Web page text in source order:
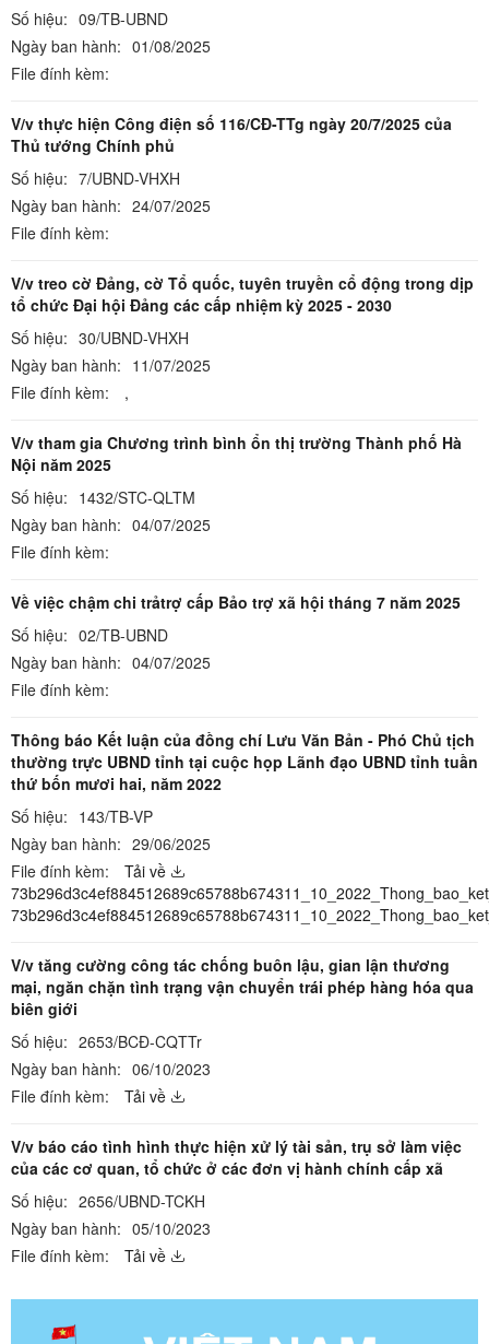
Số hiệu: 09/TB-UBND
Ngày ban hành: 01/08/2025
File đính kèm:
V/v thực hiện Công điện số 116/CĐ-TTg ngày 20/7/2025 của
Thủ tướng Chính phủ
Số hiệu: 7/UBND-VHXH
Ngày ban hành: 24/07/2025
File đính kèm:
V/v treo cờ Đảng, cờ Tổ quốc, tuyên truyền cổ động trong dịp
tổ chức Đại hội Đảng các cấp nhiệm kỳ 2025 - 2030
Số hiệu: 30/UBND-VHXH
Ngày ban hành: 11/07/2025
File đính kèm:
,
V/v tham gia Chương trình bình ổn thị trường Thành phố Hà
Nội năm 2025
Số hiệu: 1432/STC-QLTM
Ngày ban hành: 04/07/2025
File đính kèm:
Về việc chậm chi trảtrợ cấp Bảo trợ xã hội tháng 7 năm 2025
Số hiệu: 02/TB-UBND
Ngày ban hành: 04/07/2025
File đính kèm:
Thông báo Kết luận của đồng chí Lưu Văn Bản - Phó Chủ tịch
thường trực UBND tỉnh tại cuộc họp Lãnh đạo UBND tỉnh tuần
thứ bốn mươi hai, năm 2022
Số hiệu: 143/TB-VP
Ngày ban hành: 29/06/2025
File đính kèm:
Tải về
V/v tăng cường công tác chống buôn lậu, gian lận thương
mại, ngăn chặn tình trạng vận chuyển trái phép hàng hóa qua
biên giới
Số hiệu: 2653/BCĐ-CQTTr
Ngày ban hành: 06/10/2023
File đính kèm:
Tải về
V/v báo cáo tình hình thực hiện xử lý tài sản, trụ sở làm việc
của các cơ quan, tổ chức ở các đơn vị hành chính cấp xã
Số hiệu: 2656/UBND-TCKH
Ngày ban hành: 05/10/2023
File đính kèm:
Tải về